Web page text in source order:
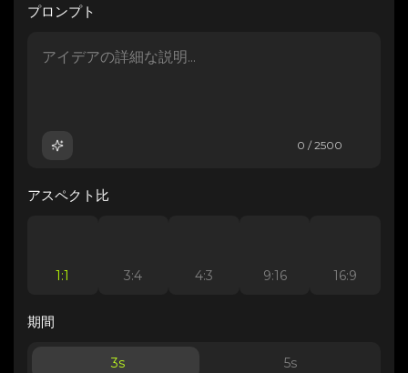
プロンプト
0 / 2500
アスペクト比
1:1 3:4 4:3 9:16 16:9
期間
3s 5s